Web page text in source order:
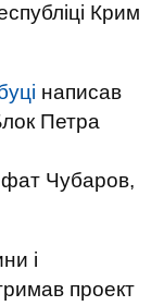
Крим
написав
Петра
Чубаров,
і
проект